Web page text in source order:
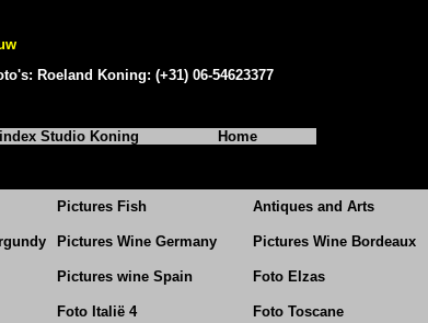
Roeland Koning: (+31) 06-54623377
Studio Koning Home
Pictures Fish Antiques and Arts
Pictures Wine Germany Pictures Wine Bordeaux
Pictures wine Spain Foto Elzas
Foto Italië 4 Foto Toscane